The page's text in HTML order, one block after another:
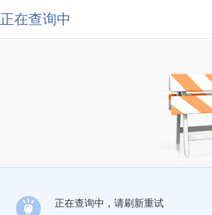
正在查询中
正在查询中，请刷新重试